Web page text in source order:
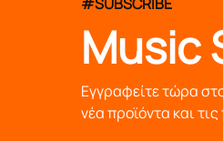
Music
Εγγραφείτε τώρα
νέα προϊόντα και